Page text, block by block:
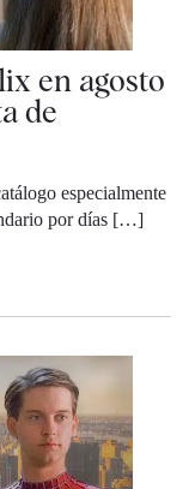
en agosto
de
especialmente
por días […]